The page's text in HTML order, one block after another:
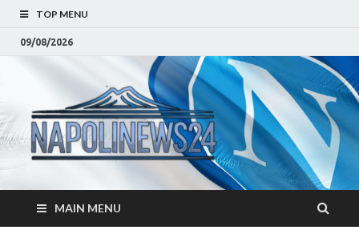
TOP MENU
09/08/2026
–
Napoli
Notizie sulla citta di
Napoli e Campania
Eventi, Sport
MAIN MENU